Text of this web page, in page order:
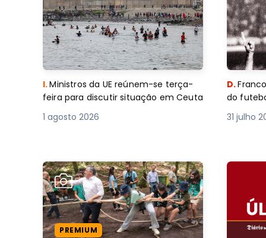
I.Ministros da UE reúnem-se terça-
feira para discutir situação em Ceuta
1 agosto 2026
D.
do
31 julho
PREMIUM